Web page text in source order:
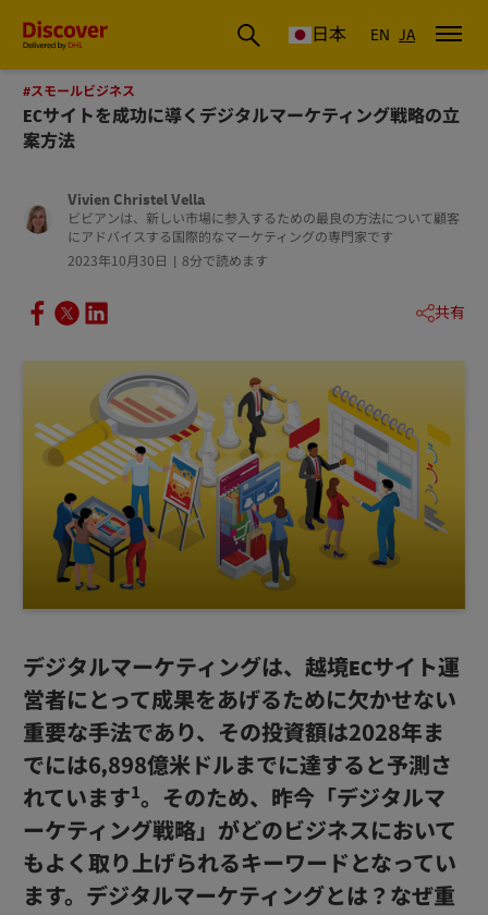
DHL Discover Japan 日本 EN JA
#スモールビジネス
ECサイトを成功に導くデジタルマーケティング戦略の立
案方法
Vivien Christel Vella
ビビアンは、新しい市場に参入するための最良の方法について顧客
にアドバイスする国際的なマーケティングの専門家です
2023年10月30日
8分で読めます
共有
デジタルマーケティングは、越境ECサイト運
営者にとって成果をあげるために欠かせない
重要な手法であり、その投資額は2028年ま
でには6,898億米ドルまでに達すると予測さ
れています1。そのため、昨今「デジタルマ
ーケティング戦略」がどのビジネスにおいて
もよく取り上げられるキーワードとなってい
ます。デジタルマーケティングとは？なぜ重